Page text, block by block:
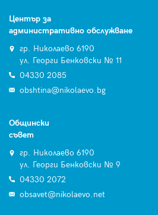
Център за
административно обслужване
гр. Николаево 6190
ул. Георги Бенковски № 11
04330 2085
obshtina@nikolaevo.bg
Общински
съвет
гр. Николаево 6190
ул. Георги Бенковски № 9
04330 2072
obsavet@nikolaevo.net